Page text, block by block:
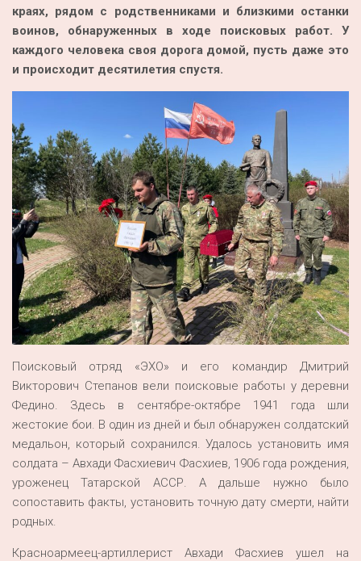
краях, рядом с родственниками и близкими останки
воинов, обнаруженных в ходе поисковых работ. У
каждого человека своя дорога домой, пусть даже это
и происходит десятилетия спустя.
Поисковый отряд «ЭХО» и его командир Дмитрий
Викторович Степанов вели поисковые работы у деревни
Федино. Здесь в сентябре-октябре 1941 года шли
жестокие бои. В один из дней и был обнаружен солдатский
медальон, который сохранился. Удалось установить имя
солдата – Авхади Фасхиевич Фасхиев, 1906 года рождения,
уроженец Татарской АССР. А дальше нужно было
сопоставить факты, установить точную дату смерти, найти
родных.
Красноармеец-артиллерист Авхади Фасхиев ушел на